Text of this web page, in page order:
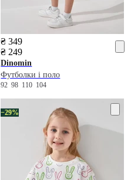
₴ 349
₴ 249
Dinomin
Футболки і поло
9298 110 104
−29%